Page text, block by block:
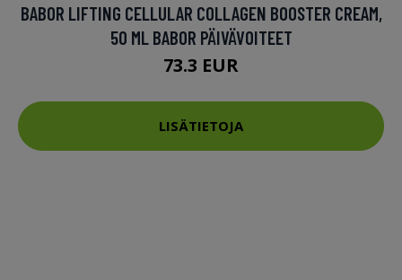
BABOR LIFTING CELLULAR COLLAGEN BOOSTER CREAM,
50 ML BABOR PÄIVÄVOITEET
73.3 EUR
LISÄTIETOJA